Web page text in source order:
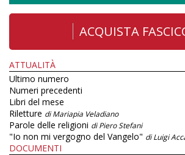
ACQUISTA
ATTUALITÀ
Ultimo numero
Numeri precedenti
Libri del mese
Riletture di Mariapia Veladiano
Parole delle religioni di Piero Stefani
"Io non mi vergogno del Vangelo" di Luigi
DOCUMENTI